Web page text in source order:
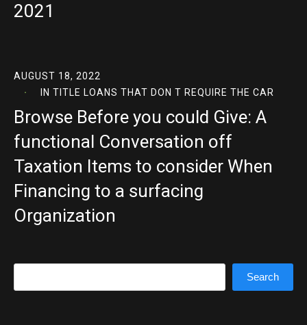
2021
AUGUST 18, 2022
IN TITLE LOANS THAT DON T REQUIRE THE CAR
Browse Before you could Give: A
functional Conversation off
Taxation Items to consider When
Financing to a surfacing
Organization
Search